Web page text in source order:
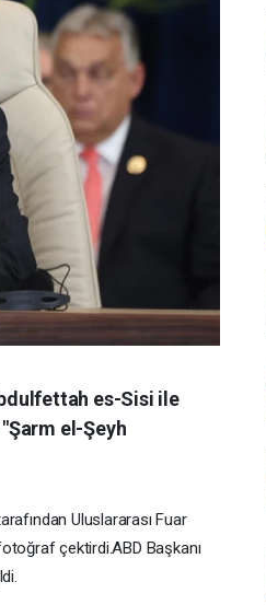
es-Sisi ile
el-Şeyh
Uluslararası Fuar
çektirdi.ABD Başkanı